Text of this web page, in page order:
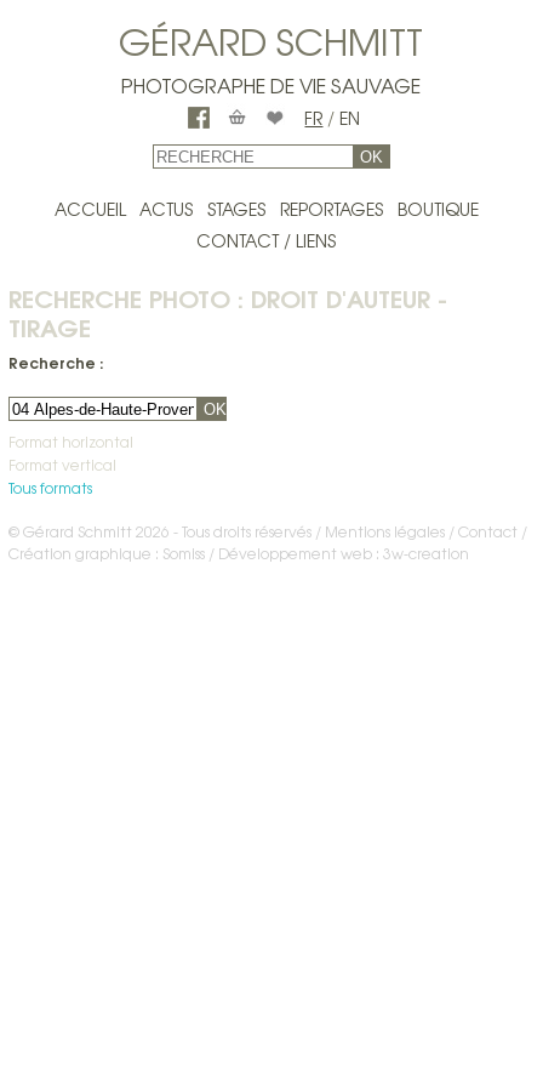
GÉRARD SCHMITT
PHOTOGRAPHE DE VIE SAUVAGE
FR / EN
OK
ACCUEIL ACTUS STAGES REPORTAGES
BOUTIQUE
CONTACT / LIENS
RECHERCHE PHOTO : DROIT D'AUTEUR -
TIRAGE
Recherche :
OK
Format horizontal
Format vertical
Tous formats
© Gérard Schmitt 2026 - Tous droits réservés / Mentions légales Contact /
Création graphique : Somiss
Développement web : 3w-creation